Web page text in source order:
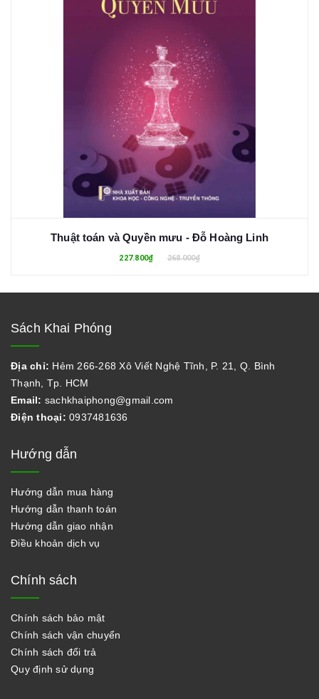
Thuật toán và Quyền mưu - Đỗ Hoàng Linh
227.800₫ 268.000₫
Sách Khai Phóng
Địa chỉ: Hẻm 266-268 Xô Viết Nghệ Tĩnh, P. 21, Q. Bình
Thạnh, Tp. HCM
Email: sachkhaiphong@gmail.com
Điện thoại: 0937481636
Hướng dẫn
Hướng dẫn mua hàng
Hướng dẫn thanh toán
Hướng dẫn giao nhận
Điều khoản dịch vụ
Chính sách
Chính sách bảo mật
Chính sách vận chuyển
Chính sách đổi trả
Quy định sử dụng